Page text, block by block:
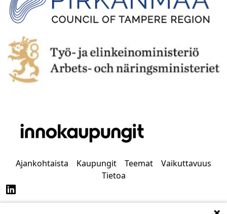
Ajankohtaista Kaupungit Teemat
Vaikuttavuus
Tietoa